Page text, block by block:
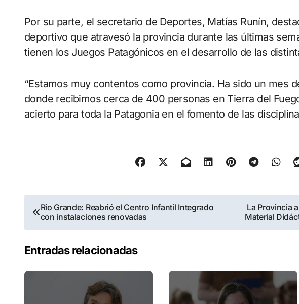
Por su parte, el secretario de Deportes, Matías Runín,
deportivo que atravesó la provincia durante las últimas
tienen los Juegos Patagónicos en el desarrollo de las
“Estamos muy contentos como provincia. Ha sido un mes
donde recibimos cerca de 400 personas en Tierra del
acierto para toda la Patagonia en el fomento de las
Navegación
de
entradas
Rio Grande: Reabrió el Centro Infantil Integrado
con instalaciones renovadas
La Provincia
Material
Entradas relacionadas